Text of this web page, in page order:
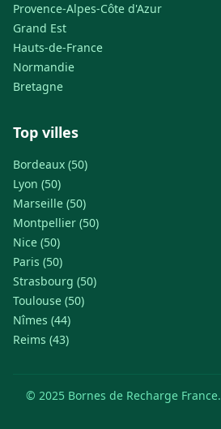
Provence-Alpes-Côte d'Azur
Grand Est
Hauts-de-France
Normandie
Bretagne
Top villes
Bordeaux (50)
Lyon (50)
Marseille (50)
Montpellier (50)
Nice (50)
Paris (50)
Strasbourg (50)
Toulouse (50)
Nîmes (44)
Reims (43)
© 2025 Bornes de Recharge